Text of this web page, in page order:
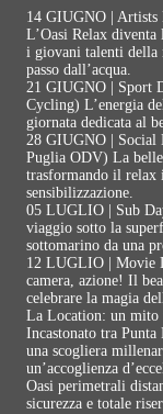
14 GIUGNO | Artists
L’Oasi Relax
i giovani talenti della
passo dall’acqua.
21 GIUGNO | Sport
Cycling) L’energia
giornata dedicata al
28 GIUGNO | Social
Puglia ODV) La
trasformando il relax
sensibilizzazione.
05 LUGLIO | Sub
viaggio sotto la
sottomarino da una
12 LUGLIO | Movie
camera, azione! Il
celebrare la magia
La Location: un mito
Incastonato tra
una scogliera
un’accoglienza
Oasi perimetrali
sicurezza e totale